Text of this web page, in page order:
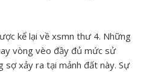
kể lại về xsmn thư 4. Những
vòng vèo đầy đủ mức sử
sợ xảy ra tại mảnh đất này. Sự